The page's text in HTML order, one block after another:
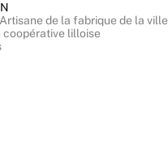
de la fabrique de la ville
coopérative lilloise